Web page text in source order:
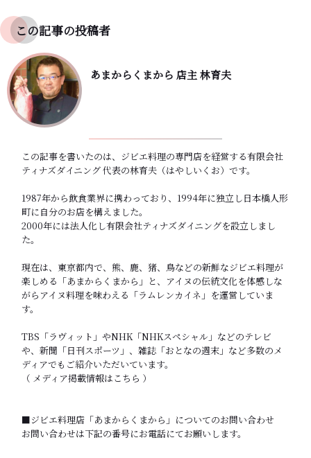
この記事の投稿者
あまからくまから 店主 林育夫
この記事を書いたのは、ジビエ料理の専門店を経営する有限会社
ティナズダイニング 代表の林育夫（はやしいくお）です。
1987年から飲食業界に携わっており、1994年に独立し日本橋人形
町に自分のお店を構えました。
2000年には法人化し有限会社ティナズダイニングを設立しまし
た。
現在は、東京都内で、熊、鹿、猪、鳥などの新鮮なジビエ料理が
楽しめる「あまからくまから 」と、アイヌの伝統文化を体感しな
がらアイヌ料理を味わえる「ラムレンカイネ 」を運営していま
す。
TBS「ラヴィット」やNHK「NHKスペシャル」などのテレビ
や、新聞「日刊スポーツ」、雑誌「おとなの週末」など多数のメ
ディアでもご紹介いただいています。
（ メディア掲載情報はこちら ）
■ジビエ料理店「あまからくまから」についてのお問い合わせ
お問い合わせは下記の番号にお電話にてお願いします。